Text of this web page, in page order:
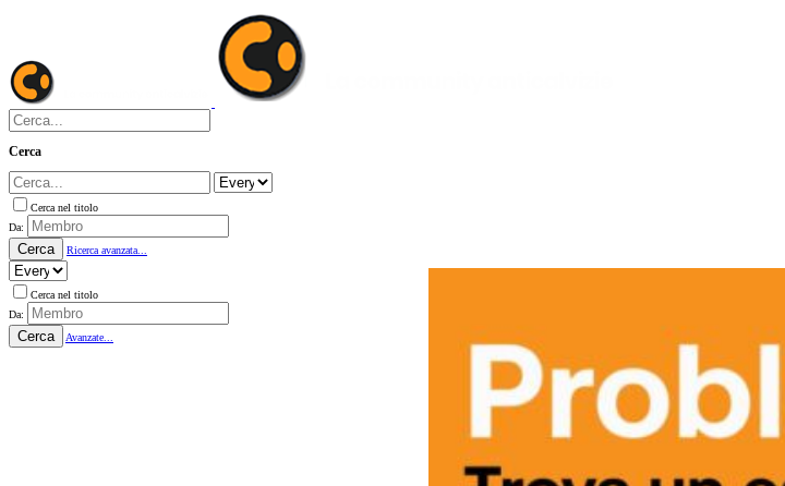
Cerca
Cerca nel titolo
Da:
Cerca Ricerca avanzata...
Cerca nel titolo
Da:
Cerca Avanzate...